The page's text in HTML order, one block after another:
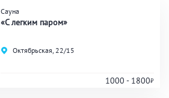
Сауна
«С легким паром»
Октябрьская, 22/15
1000 - 1800